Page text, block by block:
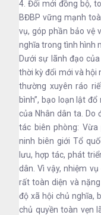
4. Đổi mới đồng bộ,
BĐBP vững mạnh
vụ, góp phần bảo vệ
nghĩa trong tình hình
Dưới sự lãnh đạo
thời kỳ đổi mới và hội
thường xuyên ráo
bình”, bạo loạn lật
của Nhân dân ta. Do
tác biên phòng:
ninh biên giới Tổ
lưu, hợp tác, phát
dân. Vì vậy, nhiệm
rất toàn diện và
độ xã hội chủ nghĩa,
chủ quyền toàn vẹn